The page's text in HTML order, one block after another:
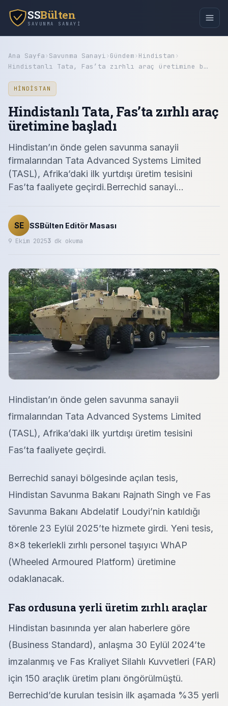
SSBülten
SAVUNMA SANAYI
Ana Sayfa› Savunma Sanayi› Gündem› Hindistan ›
Hindistanlı Tata, Fas’ta zırhlı araç üretimine b…
HINDISTAN
Hindistanlı Tata, Fas’ta zırhlı araç
üretimine başladı
Hindistan’ın önde gelen savunma sanayii
firmalarından Tata Advanced Systems Limited
(TASL), Afrika’daki ilk yurtdışı üretim tesisini
Fas’ta faaliyete geçirdi.Berrechid sanayi…
SE SSBülten Editör Masası
9 Ekim 20253 dk okuma
Hindistan’ın önde gelen savunma sanayii
firmalarından Tata Advanced Systems Limited
(TASL), Afrika’daki ilk yurtdışı üretim tesisini
Fas’ta faaliyete geçirdi.
Berrechid sanayi bölgesinde açılan tesis,
Hindistan Savunma Bakanı Rajnath Singh ve Fas
Savunma Bakanı Abdelatif Loudyi’nin katıldığı
törenle 23 Eylül 2025’te hizmete girdi. Yeni tesis,
8×8 tekerlekli zırhlı personel taşıyıcı WhAP
(Wheeled Armoured Platform) üretimine
odaklanacak.
Fas ordusuna yerli üretim zırhlı araçlar
Hindistan basınında yer alan haberlere göre
(Business Standard), anlaşma 30 Eylül 2024’te
imzalanmış ve Fas Kraliyet Silahlı Kuvvetleri (FAR)
için 150 araçlık üretim planı öngörülmüştü.
Berrechid’de kurulan tesisin ilk aşamada %35 yerli